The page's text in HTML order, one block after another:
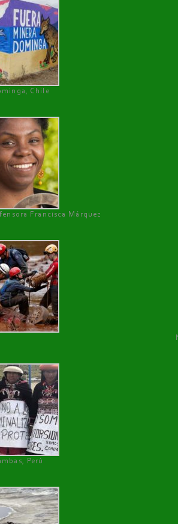
Chile
Francisca Márquez
Perú